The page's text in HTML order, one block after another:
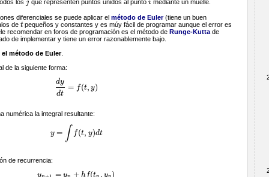
los j
j que representen puntos unidos al puntoi
i mediante un muelle.
diferenciales se puede aplicar el método de Euler(tiene un buen
de t
tpequeños y constantes y es múy fácil de programar aunque el error es
recomendar en foros de programación es el método de Runge-Kuttade
de implementar y tiene un error razonablemente bajo.
método de Euler.
de la siguiente forma:
dy
dt
= f(t, y)
d dt f(t,y )
numérica la integral resultante:
y = ∫ f(t, y)dt
y =∫ (t,y)dt
de recurrencia:
y = y + hf(t , y )
y n+1=y n+hf(tn,yn )